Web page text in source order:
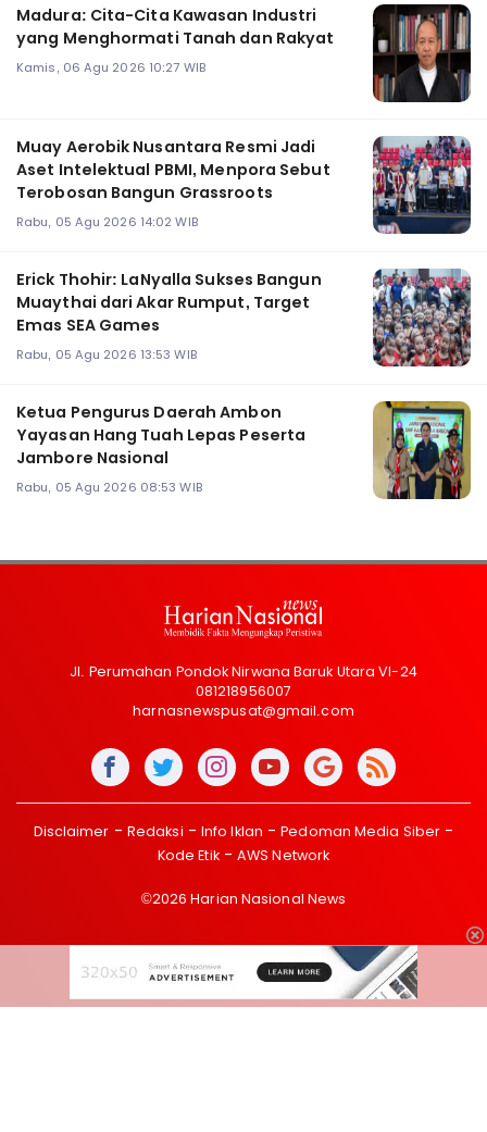
Madura: Cita-Cita Kawasan Industri
yang Menghormati Tanah dan Rakyat
Kamis, 06 Agu 2026 10:27 WIB
Muay Aerobik Nusantara Resmi Jadi
Aset Intelektual PBMI, Menpora Sebut
Terobosan Bangun Grassroots
Rabu, 05 Agu 2026 14:02 WIB
Erick Thohir: LaNyalla Sukses Bangun
Muaythai dari Akar Rumput, Target
Emas SEA Games
Rabu, 05 Agu 2026 13:53 WIB
Ketua Pengurus Daerah Ambon
Yayasan Hang Tuah Lepas Peserta
Jambore Nasional
Rabu, 05 Agu 2026 08:53 WIB
Jl. Perumahan Pondok Nirwana Baruk Utara VI-24
081218956007
harnasnewspusat@gmail.com
Disclaimer Redaksi Info Iklan
Pedoman Media Siber
Kode Etik
AWS Network
©2026 Harian Nasional News